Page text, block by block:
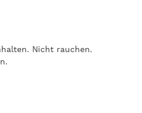
Nicht rauchen.